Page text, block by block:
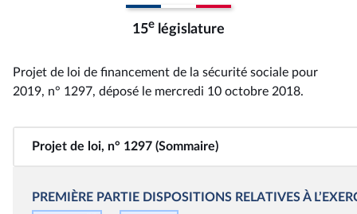
15e législature
Projet de loi de financement de la sécurité sociale pour
2019, n° 1297, déposé le mercredi 10 octobre 2018.
Projet de loi, n° 1297 (Sommaire)
PREMIÈRE PARTIE DISPOSITIONS RELATIVES À